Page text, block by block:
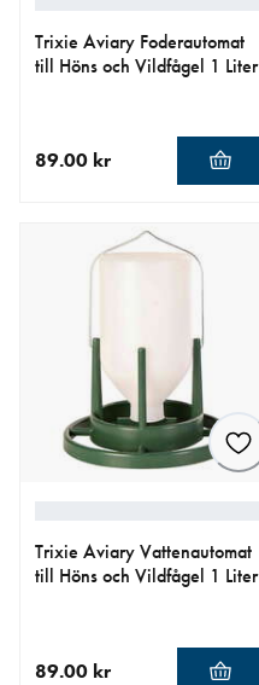
Trixie Aviary Foderautomat
till Höns och Vildfågel 1 Liter
89.00 kr
Trixie Aviary Vattenautomat
till Höns och Vildfågel 1 Liter
89.00 kr